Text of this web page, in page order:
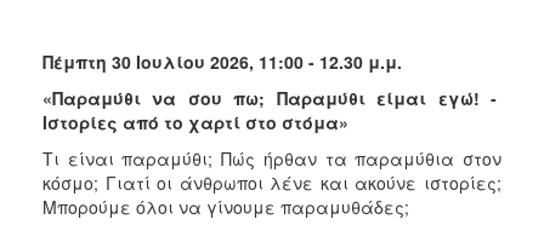
Πέμπτη 30 Ιουλίου 2026, 11:00 - 12.30 μ.μ.
«Παραμύθι να σου πω; Παραμύθι είμαι εγώ! -
Ιστορίες από το χαρτί στο στόμα»
Τι είναι παραμύθι; Πώς ήρθαν τα παραμύθια στον
κόσμο; Γιατί οι άνθρωποι λένε και ακούνε ιστορίες;
Μπορούμε όλοι να γίνουμε παραμυθάδες;